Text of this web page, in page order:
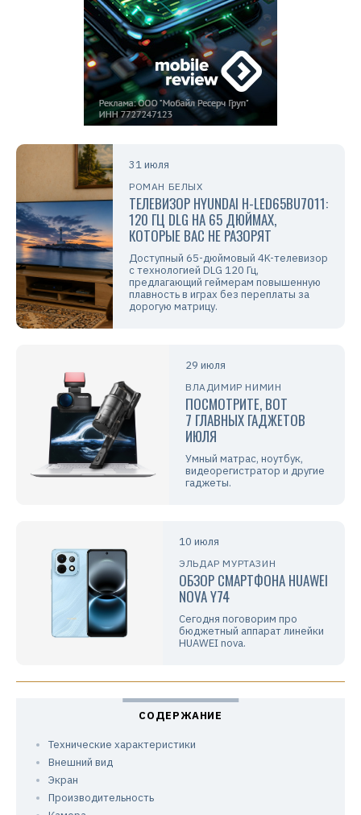
31 июля
РОМАН БЕЛЫХ
ТЕЛЕВИЗОР HYUNDAI H-LED65BU7011:
120 ГЦ DLG НА 65 ДЮЙМАХ,
КОТОРЫЕ ВАС НЕ РАЗОРЯТ
Доступный 65-дюймовый 4K-телевизор
с технологией DLG 120 Гц,
предлагающий геймерам повышенную
плавность в играх без переплаты за
дорогую матрицу.
29 июля
ВЛАДИМИР НИМИН
ПОСМОТРИТЕ, ВОТ
7 ГЛАВНЫХ ГАДЖЕТОВ
ИЮЛЯ
Умный матрас, ноутбук,
видеорегистратор и другие
гаджеты.
10 июля
ЭЛЬДАР МУРТАЗИН
ОБЗОР СМАРТФОНА HUAWEI
NOVA Y74
Сегодня поговорим про
бюджетный аппарат линейки
HUAWEI nova.
Технические характеристики
Внешний вид
Экран
Производительность